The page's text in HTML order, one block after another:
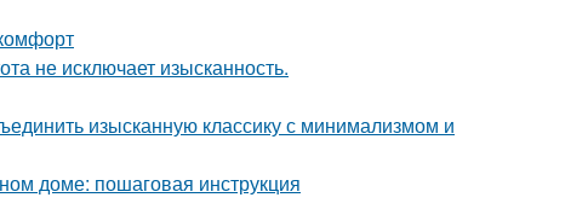
не исключает изысканность.
изысканную классику с минимализмом и
доме: пошаговая инструкция